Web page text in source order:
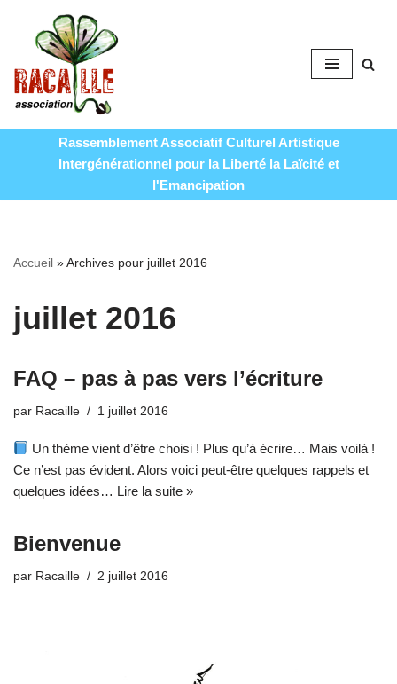
Aller
au
contenu
Rassemblement Associatif Culturel Artistique
Intergénérationnel pour la Liberté la Laïcité et
l'Emancipation
Accueil »Archives pour juillet 2016
juillet 2016
FAQ – pas à pas vers l’écriture
par Racaille 1 juillet 2016
Un thème vient d’être choisi ! Plus qu’à écrire… Mais voilà !
Ce n’est pas évident. Alors voici peut-être quelques rappels et
quelques idées… Lire la suite »
Bienvenue
par Racaille 2 juillet 2016